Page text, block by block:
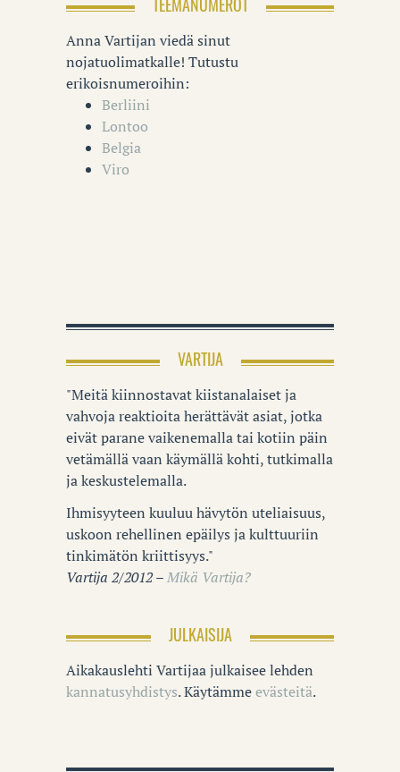
Anna Vartijan viedä sinut
nojatuolimatkalle! Tutustu
erikoisnumeroihin:
Berliini
Lontoo
Belgia
Viro
VARTIJA
"Meitä kiinnostavat kiistanalaiset ja
vahvoja reaktioita herättävät asiat, jotka
eivät parane vaikenemalla tai kotiin päin
vetämällä vaan käymällä kohti, tutkimalla
ja keskustelemalla.
Ihmisyyteen kuuluu hävytön uteliaisuus,
uskoon rehellinen epäilys ja kulttuuriin
tinkimätön kriittisyys."
Vartija 2/2012 –Mikä Vartija?
JULKAISIJA
Aikakauslehti Vartijaa julkaisee lehden
kannatusyhdistys. Käytämmeevästeitä.